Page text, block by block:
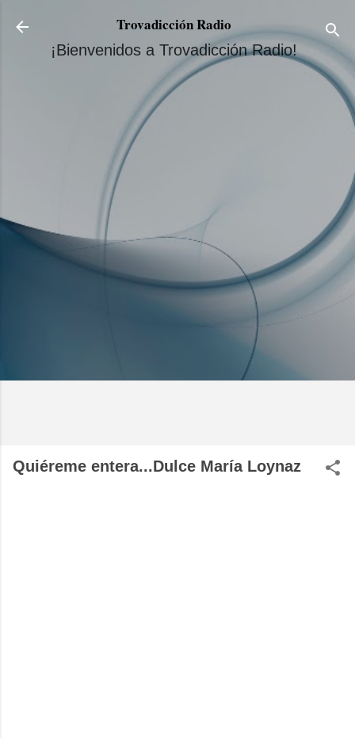
Ir al contenido principal
Trovadicción Radio
¡Bienvenidos a Trovadicción Radio!
Quiéreme entera...Dulce María Loynaz